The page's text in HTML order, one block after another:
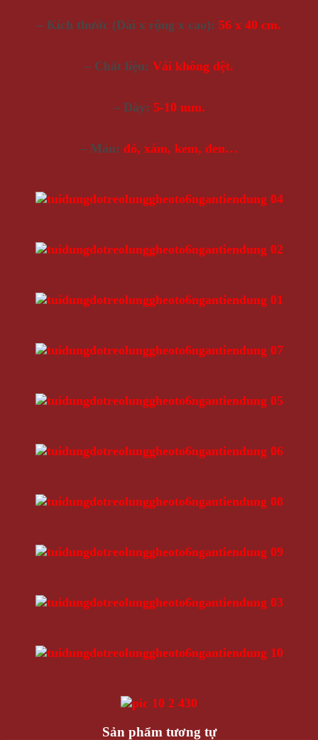
– Kích thước (Dài x rộng x cao): 56 x 40 cm.
– Chất liệu: Vải không dệt.
– Dày: 5-10 mm.
– Màu: đỏ, xám, kem, đen…
Sản phẩm tương tự